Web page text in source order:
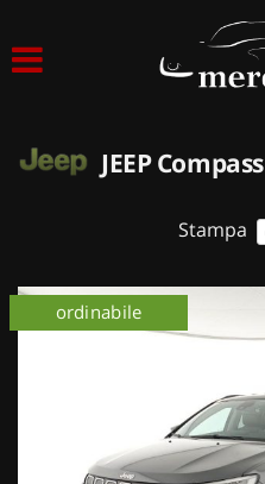
ACQUISTIAMO USATO
NOLEGGIO AUTO
NOLEGGIO BREVE TERMINE
JEEP Compass
Stampa
ordinabile